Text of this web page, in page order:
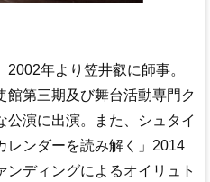
年より笠井叡に師事。
館第三期及び舞台活動専門ク
公演に出演。また、シュタイ
レンダーを読み解く」2014
ディングによるオイリュト